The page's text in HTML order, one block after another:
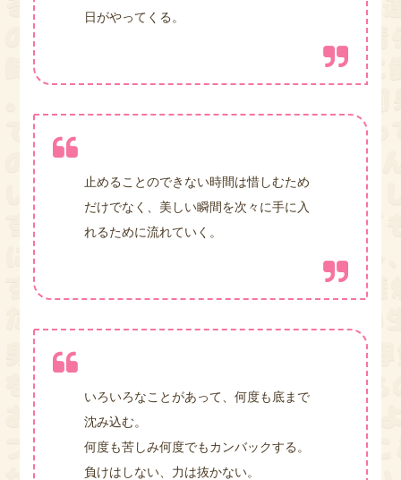
日がやってくる。
止めることのできない時間は惜しむため
だけでなく、美しい瞬間を次々に手に入
れるために流れていく。
いろいろなことがあって、何度も底まで
沈み込む。
何度も苦しみ何度でもカンバックする。
負けはしない、力は抜かない。